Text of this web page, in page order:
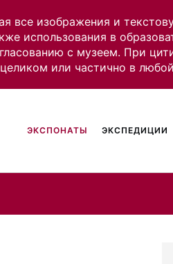
все изображения и
использования в
с музеем. При
или частично в
ЭКСПОНАТЫ ЭКСПЕДИЦИИ